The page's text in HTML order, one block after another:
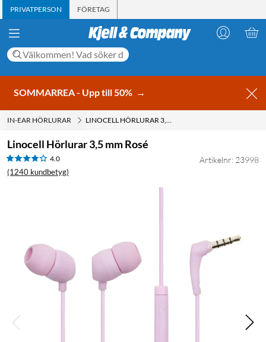
PRIVATPERSON FÖRETAG
SOMMARREA - Upp till 50% →
IN-EAR HÖRLURAR LINOCELL HÖRLURAR 3,5 MM ROSÉ
Linocell Hörlurar 3,5 mm Rosé
4.0
(1240 kundbetyg)
Artikelnr: 23998